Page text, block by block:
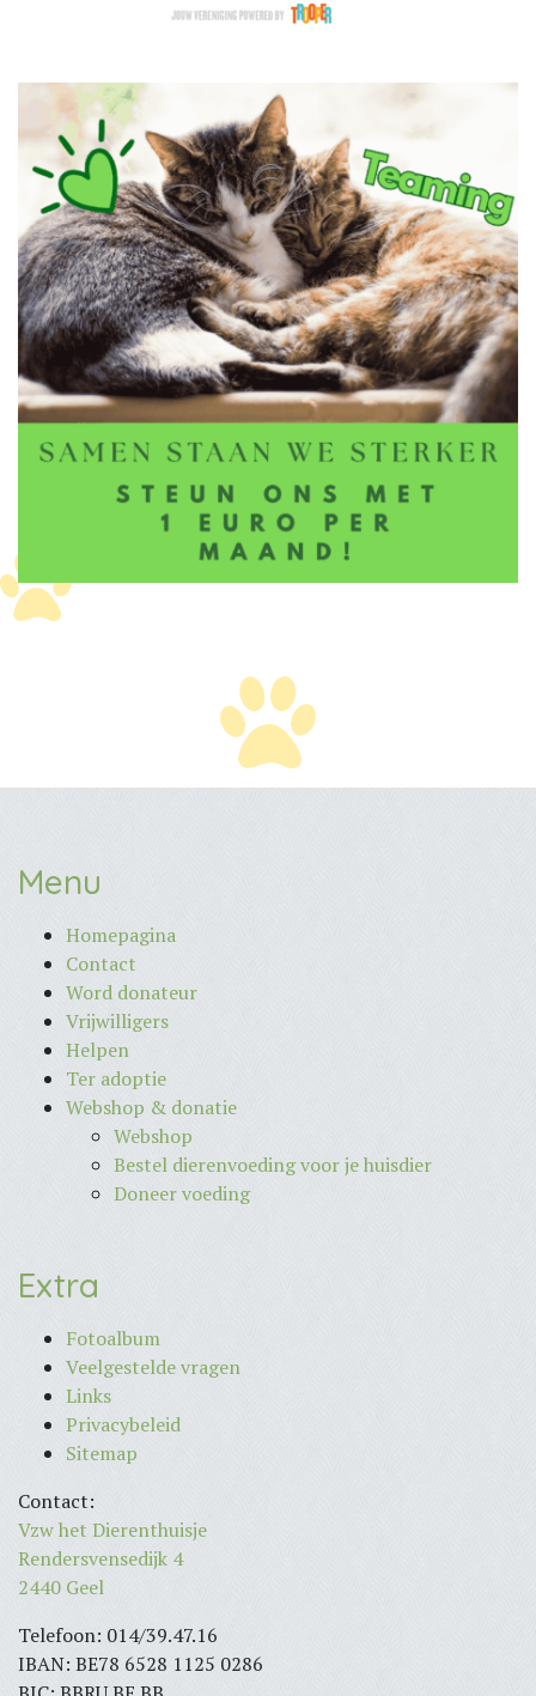
Menu
Homepagina
Contact
Word donateur
Vrijwilligers
Helpen
Ter adoptie
Webshop & donatie
Webshop
Bestel dierenvoeding voor je huisdier
Doneer voeding
Extra
Fotoalbum
Veelgestelde vragen
Links
Privacybeleid
Sitemap
Contact:
Vzw het Dierenthuisje
Rendersvensedijk 4
2440 Geel
Telefoon: 014/39.47.16
IBAN: BE78 6528 1125 0286